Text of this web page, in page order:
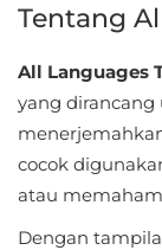
Sports
Standalone
Tentang
All Languages
yang
cocok
atau
Dengan